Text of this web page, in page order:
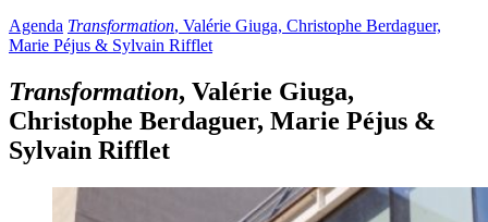
Agenda Transformation, Valérie Giuga, Christophe Berdaguer,
Marie Péjus & Sylvain Rifflet
Transformation, Valérie Giuga,
Christophe Berdaguer, Marie Péjus &
Sylvain Rifflet